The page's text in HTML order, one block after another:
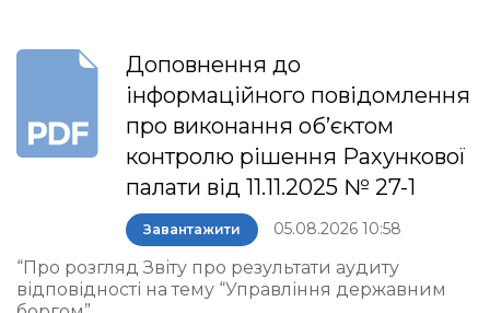
Доповнення до
інформаційного повідомлення
про виконання об’єктом
контролю рішення Рахункової
палати від 11.11.2025 № 27-1
Завантажити 05.08.2026 10:58
“Про розгляд Звіту про результати аудиту
відповідності на тему “Управління державним